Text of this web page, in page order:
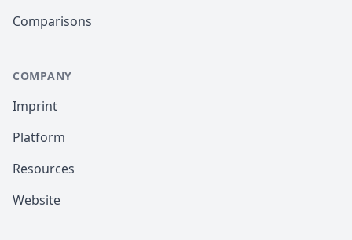
Comparisons
COMPANY
Imprint
Platform
Resources
Website